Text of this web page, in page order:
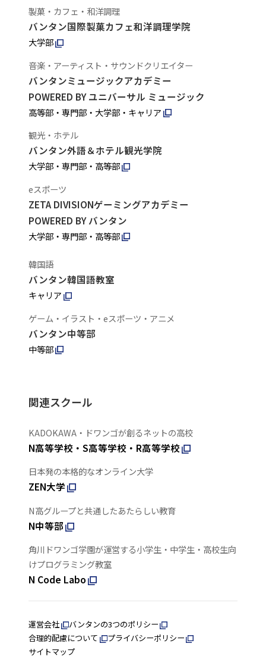
製菓・カフェ・和洋調理
バンタン国際製菓カフェ和洋調理学院
大学部
音楽・アーティスト・サウンドクリエイター
バンタンミュージックアカデミー
POWERED BY ユニバーサル ミュージック
高等部・専門部・大学部・キャリア
観光・ホテル
バンタン外語＆ホテル観光学院
大学部・専門部・高等部
eスポーツ
ZETA DIVISIONゲーミングアカデミー
POWERED BY バンタン
大学部・専門部・高等部
韓国語
バンタン韓国語教室
キャリア
ゲーム・イラスト・eスポーツ・アニメ
バンタン中等部
中等部
関連スクール
KADOKAWA・ドワンゴが創るネットの高校
N高等学校・S高等学校・R高等学校
日本発の本格的なオンライン大学
ZEN大学
N高グループと共通したあたらしい教育
N中等部
角川ドワンゴ学園が運営する小学生・中学生・高校生向
けプログラミング教室
N Code Labo
運営会社
バンタンの3つのポリシー
合理的配慮について
プライバシーポリシー
サイトマップ